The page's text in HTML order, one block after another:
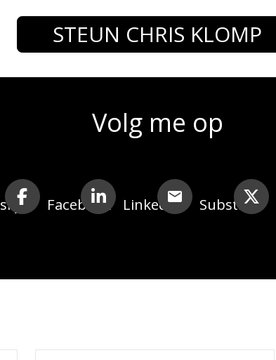
STEUN CHRIS KLOMP
Volg me op
Facebook LinkedIn Substack